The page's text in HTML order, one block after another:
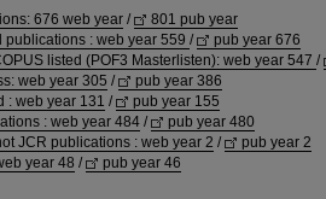
676 web year /
801 pub year
publications : web year 559 /
pub year 676
listed (POF3 Masterlisten): web year 547 /
web year 305 /
pub year 386
: web year 131 /
pub year 155
: web year 484 /
pub year 480
JCR publications : web year 2 /
pub year 2
year 48 / pub year 46